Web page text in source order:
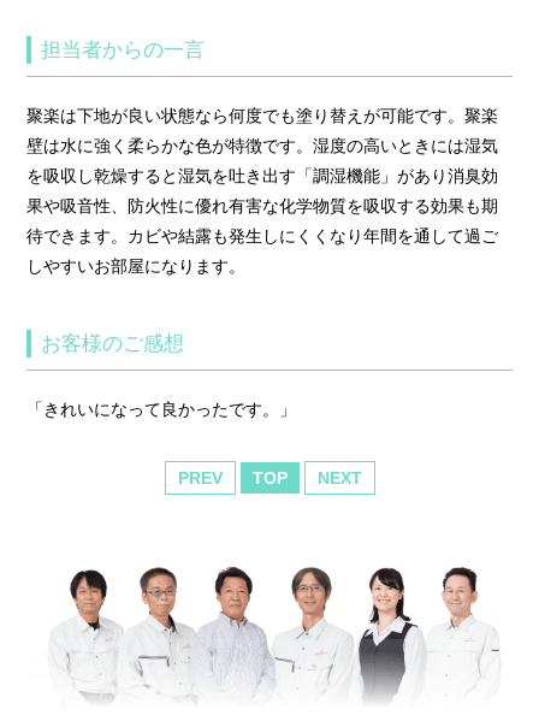
担当者からの一言
聚楽は下地が良い状態なら何度でも塗り替えが可能です。聚楽
壁は水に強く柔らかな色が特徴です。湿度の高いときには湿気
を吸収し乾燥すると湿気を吐き出す「調湿機能」があり消臭効
果や吸音性、防火性に優れ有害な化学物質を吸収する効果も期
待できます。カビや結露も発生しにくくなり年間を通して過ご
しやすいお部屋になります。
お客様のご感想
「きれいになって良かったです。」
PREV TOP NEXT